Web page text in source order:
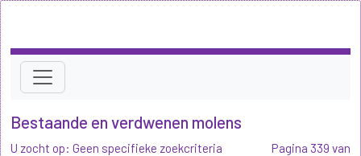
Bestaande en verdwenen molens
U zocht op: Geen specifieke zoekcriteria
Pagina 339 van